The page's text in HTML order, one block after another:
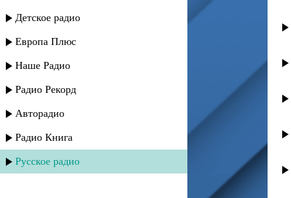
Детское радио
Европа Плюс
Наше Радио
Радио Рекорд
Авторадио
Радио Книга
Русское радио